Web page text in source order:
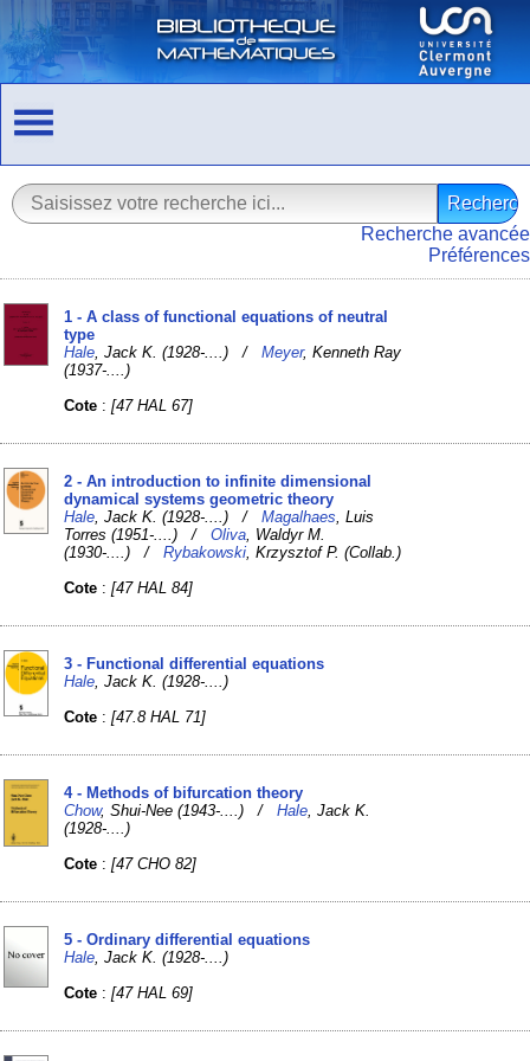
Recherche avancée
Préférences
1 - A class of functional equations of neutral
type
Hale , Jack K. (1928-....) /Meyer, Kenneth Ray
(1937-....)
Cote :[47 HAL 67]
2 - An introduction to infinite dimensional
dynamical systems geometric theory
Hale , Jack K. (1928-....) /Magalhaes , Luis
Torres (1951-....) /Oliva , Waldyr M.
(1930-....) /Rybakowski , Krzysztof P. (Collab.)
Cote :[47 HAL 84]
3 - Functional differential equations
Hale , Jack K. (1928-....)
Cote :[47.8 HAL 71]
4 - Methods of bifurcation theory
Chow, Shui-Nee (1943-....) /Hale , Jack K.
(1928-....)
Cote :[47 CHO 82]
5 - Ordinary differential equations
Hale , Jack K. (1928-....)
Cote :[47 HAL 69]